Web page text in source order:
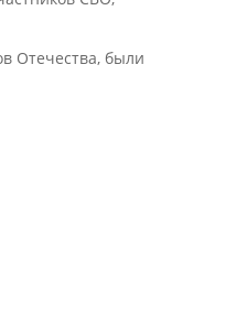
Отечества, были